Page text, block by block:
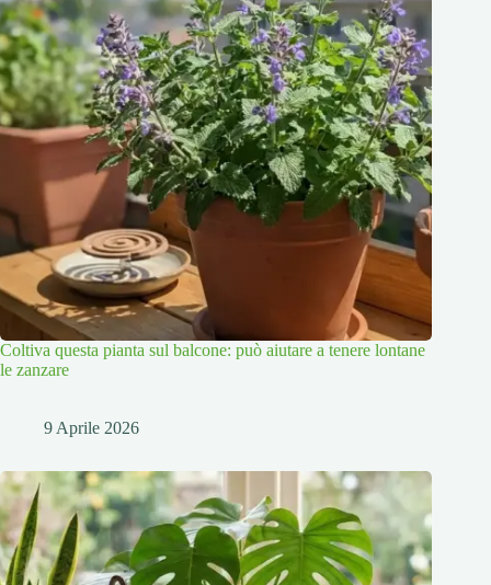
Coltiva questa pianta sul balcone: può aiutare a tenere lontane
le zanzare
9 Aprile 2026